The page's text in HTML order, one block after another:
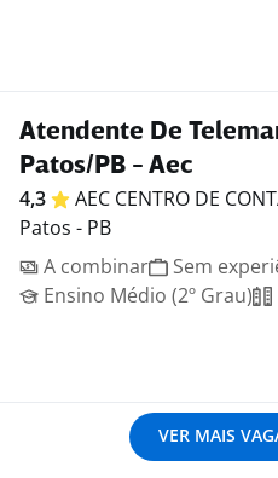
Atendente De
Patos/PB - Aec
4,3 AEC CENTRO DE
Patos - PB
A combinar
Sem
Ensino Médio (2º Grau)
VER MAIS